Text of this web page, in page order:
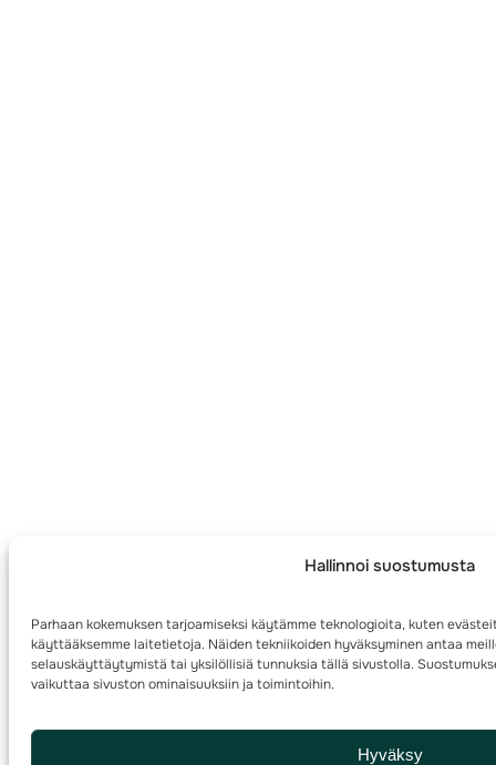
Hallinnoi suostumusta
Parhaan kokemuksen tarjoamiseksi käytämme teknologioita, kuten
käyttääksemme laitetietoja. Näiden tekniikoiden hyväksyminen antaa
selauskäyttäytymistä tai yksilöllisiä tunnuksia tällä sivustolla.
vaikuttaa sivuston ominaisuuksiin ja toimintoihin.
Hyväksy